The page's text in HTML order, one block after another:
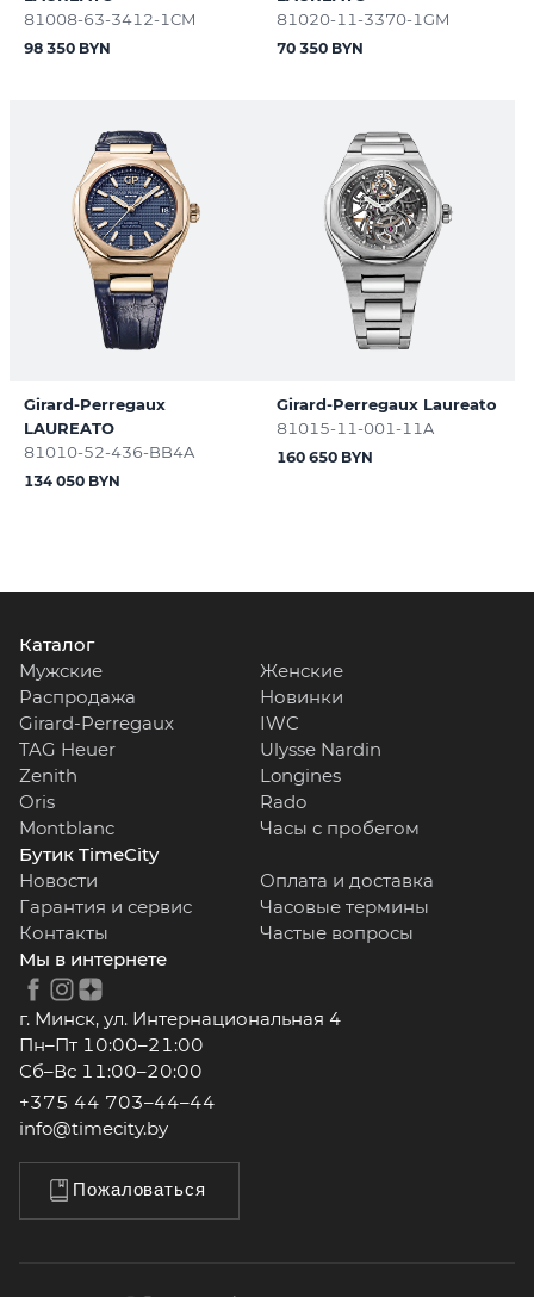
81008-63-3412-1CM
98 350 BYN
81020-11-3370-1GM
70 350 BYN
Girard-Perregaux
LAUREATO
81010-52-436-BB4A
134 050 BYN
Girard-Perregaux Laureato
81015-11-001-11A
160 650 BYN
Каталог
Мужские
Женские
Распродажа
Новинки
Girard-Perregaux
IWC
TAG Heuer
Ulysse Nardin
Zenith
Longines
Oris
Rado
Montblanc
Часы с пробегом
Бутик TimeCity
Новости
Оплата и доставка
Гарантия и сервис
Часовые термины
Контакты
Частые вопросы
Мы в интернете
г. Минск, ул. Интернациональная 4
Пн–Пт 10:00–21:00
Сб–Вс 11:00–20:00
+375 44 703–44–44
info@timecity.by
Пожаловаться